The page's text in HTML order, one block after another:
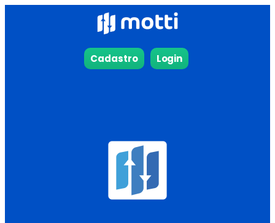
Cadastro Login